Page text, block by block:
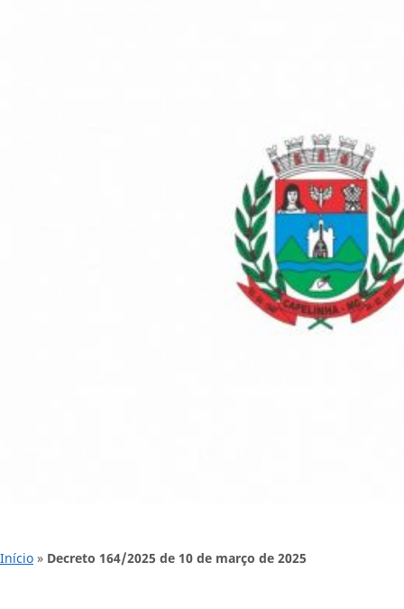
Início » Decreto 164/2025 de 10 de março de 2025